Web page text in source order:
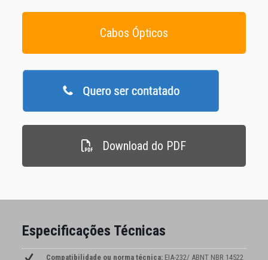
Cabos Ópticos
Download do PDF
Especificações Técnicas
Compatibilidade ou norma técnica:EIA-232/ ABNT NBR 14522